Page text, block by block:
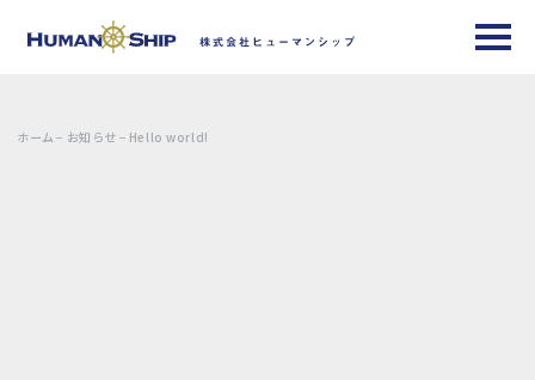
Hello world!
ホーム お知らせ Hello world!